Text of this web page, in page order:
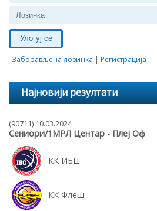
Улогуј се
Заборављена лозинка | Регистрација
Најновији резултати
(90711) 10.03.2024
Сениори/1МРЛ Центар - Плеј Оф
КК ИБЦ
КК Флеш